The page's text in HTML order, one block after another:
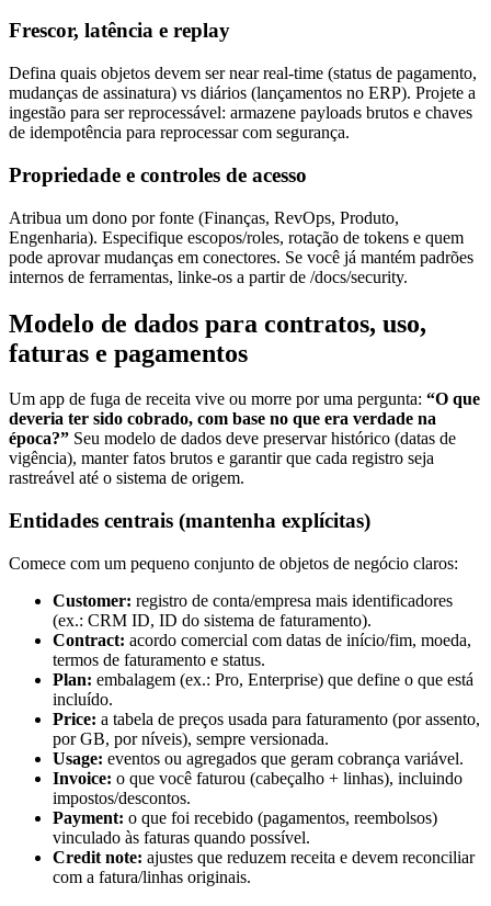
Frescor, latência e replay
Defina quais objetos devem ser near real-time (status de pagamento,
mudanças de assinatura) vs diários (lançamentos no ERP). Projete a
ingestão para ser reprocessável: armazene payloads brutos e chaves
de idempotência para reprocessar com segurança.
Propriedade e controles de acesso
Atribua um dono por fonte (Finanças, RevOps, Produto,
Engenharia). Especifique escopos/roles, rotação de tokens e quem
pode aprovar mudanças em conectores. Se você já mantém padrões
internos de ferramentas, linke-os a partir de /docs/security.
Modelo de dados para contratos, uso,
faturas e pagamentos
Um app de fuga de receita vive ou morre por uma pergunta: “O que
deveria ter sido cobrado, com base no que era verdade na
época?” Seu modelo de dados deve preservar histórico (datas de
vigência), manter fatos brutos e garantir que cada registro seja
rastreável até o sistema de origem.
Entidades centrais (mantenha explícitas)
Comece com um pequeno conjunto de objetos de negócio claros:
Customer: registro de conta/empresa mais identificadores
(ex.: CRM ID, ID do sistema de faturamento).
Contract: acordo comercial com datas de início/fim, moeda,
termos de faturamento e status.
Plan: embalagem (ex.: Pro, Enterprise) que define o que está
incluído.
Price: a tabela de preços usada para faturamento (por assento,
por GB, por níveis), sempre versionada.
Usage: eventos ou agregados que geram cobrança variável.
Invoice: o que você faturou (cabeçalho + linhas), incluindo
impostos/descontos.
Payment: o que foi recebido (pagamentos, reembolsos)
vinculado às faturas quando possível.
Credit note: ajustes que reduzem receita e devem reconciliar
com a fatura/linhas originais.